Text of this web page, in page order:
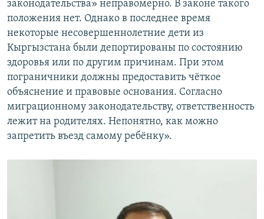
законодательства» неправомерно. В законе такого
положения нет. Однако в последнее время
некоторые несовершеннолетние дети из
Кыргызстана были депортированы по состоянию
здоровья или по другим причинам. При этом
пограничники должны предоставить чёткое
объяснение и правовые основания. Согласно
миграционному законодательству, ответственность
лежит на родителях. Непонятно, как можно
запретить въезд самому ребёнку».